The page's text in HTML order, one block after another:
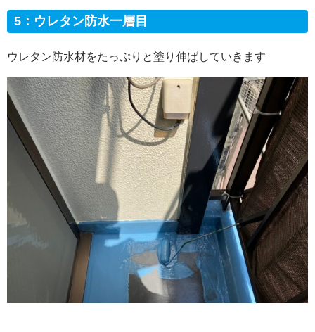
5：ウレタン防水一層目
ウレタン防水材をたっぷりと塗り伸ばしていきます